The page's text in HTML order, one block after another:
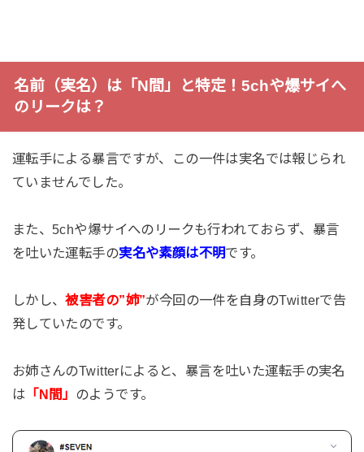
名前（実名）は「N間」と特定！5chや爆サイへ
のリークは？
運転手による暴言ですが、この一件は実名では報じられ
ていませんでした。
また、5chや爆サイへのリークも行われておらず、暴言
を吐いた運転手の実名や素顔は不明です。
しかし、被害者の”姉”が今回の一件を自身のTwitterで告
発していたのです。
お姉さんのTwitterによると、暴言を吐いた運転手の実名
は 「N間」 のようです。